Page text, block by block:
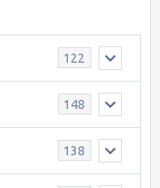
122
148
138